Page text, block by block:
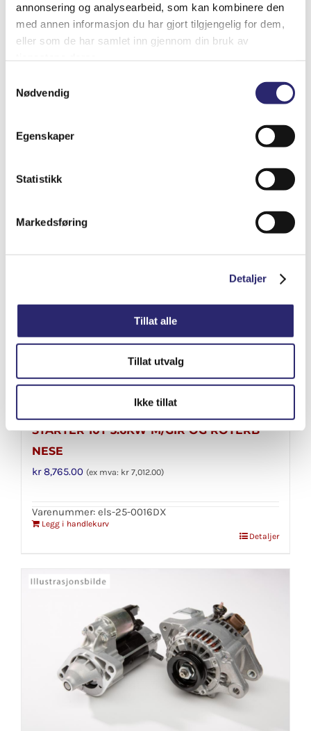
annonsering og analysearbeid, som kan kombinere den
med annen informasjon du har gjort tilgjengelig for dem,
eller som de har samlet inn gjennom din bruk av
Nødvendig
Egenskaper
Statistikk
Markedsføring
Detaljer
Tillat alle
Tillat utvalg
Ikke tillat
ALTERNATOR 90A I/V IVECO NEF370 1P.
kr4,048.75
Varenummer: els-0124325052
STARTER 10T 3.6KW M/GIR OG ROTERB
NESE
kr8,765.00 (ex mva: kr 7,012.00)
Varenummer: els-25-0016DX
Legg i handlekurv
Detaljer